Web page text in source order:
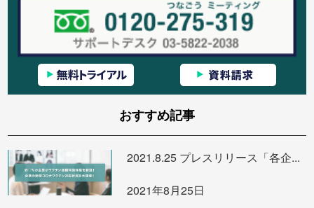
おすすめ記事
2021.8.25 プレスリリース「各企...
2021年8月25日